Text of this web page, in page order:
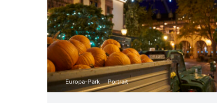
Europa-Park Portrait